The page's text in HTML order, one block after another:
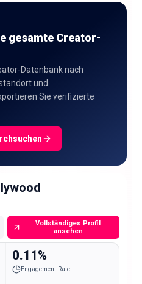
gesamte Creator-
Datenbank nach
und
Sie verifizierte
Vollständiges Profil
ansehen
0.11%
Engagement-Rate